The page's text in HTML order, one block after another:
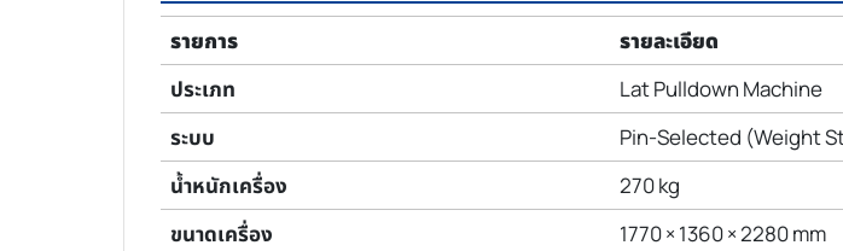
รายการ
รายละเอียด
ประเภท
Lat Pulldown Machine
ระบบ
Pin-Selected (Weight
น้ำหนักเครื่อง
270 kg
ขนาดเครื่อง
1770 × 1360 × 2280 mm